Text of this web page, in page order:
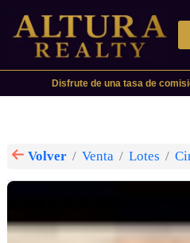
Disfrute de una tasa de
Volver Venta Lotes